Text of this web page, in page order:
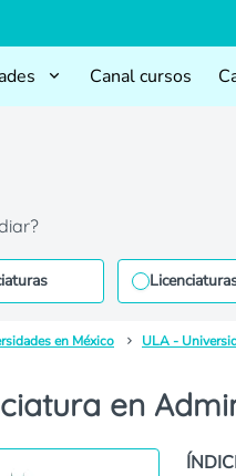
Canal cursos
en México ULA -
en